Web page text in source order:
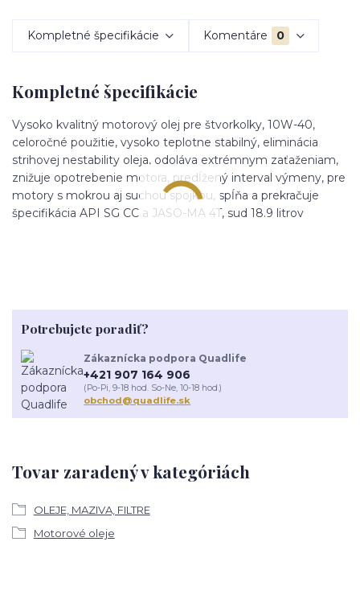
Kompletné špecifikácie Komentáre 0
Kompletné špecifikácie
Vysoko kvalitný motorový olej pre štvorkolky, 10W-40,
celoročné použitie, vysoko teplotne stabilný, eliminácia
strihovej nestability oleja, odoláva extrémnym zaťaženiam,
znižuje opotrebenie motora, predĺžený interval výmeny, pre
motory s mokrou aj suchou spojkou, spĺňa a prekračuje
špecifikácia API SG CC a JASO-MA 4T, sud 18.9 litrov
Tovar zaradený v kategóriách
OLEJE, MAZIVA, FILTRE
Motorové oleje
Potrebujete poradiť?
Zákaznícka podpora Quadlife
+421 907 164 906
(Po-Pi, 9-18 hod. So-Ne, 10-18 hod.)
obchod@quadlife.sk